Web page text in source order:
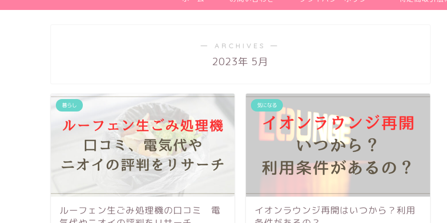
― ARCHIVES ―
2023年 5月
暮らし
ルーフェン生ごみ処理機の口コミ 電
気になる
イオンラウンジ再開はいつから？利用